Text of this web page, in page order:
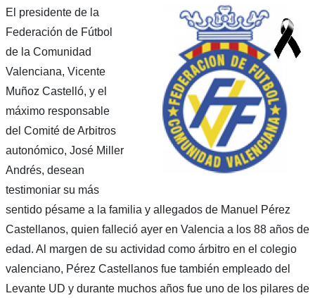
El presidente de la
Federación de Fútbol
de la Comunidad
Valenciana, Vicente
Muñoz Castelló, y el
máximo responsable
del Comité de Arbitros
autonómico, José Miller
Andrés, desean
testimoniar su más
sentido pésame a la familia y allegados de Manuel Pérez
Castellanos, quien falleció ayer en Valencia a los 88 años de
edad. Al margen de su actividad como árbitro en el colegio
valenciano, Pérez Castellanos fue también empleado del
Levante UD y durante muchos años fue uno de los pilares de